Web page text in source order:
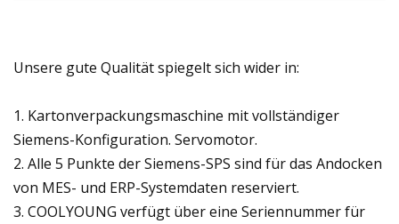
Unsere gute Qualität spiegelt sich wider in:
1. Kartonverpackungsmaschine mit vollständiger
Siemens-Konfiguration. Servomotor.
2. Alle 5 Punkte der Siemens-SPS sind für das Andocken
von MES- und ERP-Systemdaten reserviert.
3. COOLYOUNG verfügt über eine Seriennummer für